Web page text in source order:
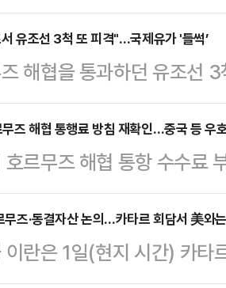
간) 이란산 원유의 생산·운
제재 면제 라이선스를 취
식을 위한 휴전 합의를 체결
계자는 "호르…
협의 원유 수출이 점차 정상
했다. 5일(현지시간) AP통
부터 하루 18만 8000배럴
은 사우디아라비아, 러시아
7개 핵심 산유국이다. 이는
번 결정의 배경에는 호르무
유조선 3척 또 피격"…국제유가 '들썩’
해협을 통과하던 유조선
세가 다시 급격히 악화하고
해협과 오만 연안에서 상선
았다. 영국 해군 산하 해사
사체 공격을 받은 사실을 확
한 최대 규모의 상선 공격으
국영 액화천연가스(LNG)
즈 해협 통행료 방침 재확인…중국 등 우
호르무즈 해협 통항 수수료
특별대우를 검토하고 있는
이란대사는 4일 베이징에
을 영해로 간주해 서비스 수
무즈·동결자산 논의…카타르 회담서 美와
이란은 1일(현지 시간) 카타